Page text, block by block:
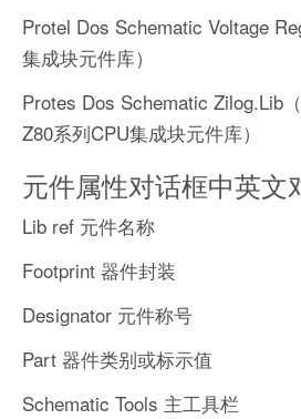
Protel Dos Schematic Voltage
集成块元件库）
Protes Dos Schematic Zilog.Lib
Z80系列CPU集成块元件库）
元件属性对话框中英文
Lib ref 元件名称
Footprint 器件封装
Designator 元件称号
Part 器件类别或标示值
Schematic Tools 主工具栏